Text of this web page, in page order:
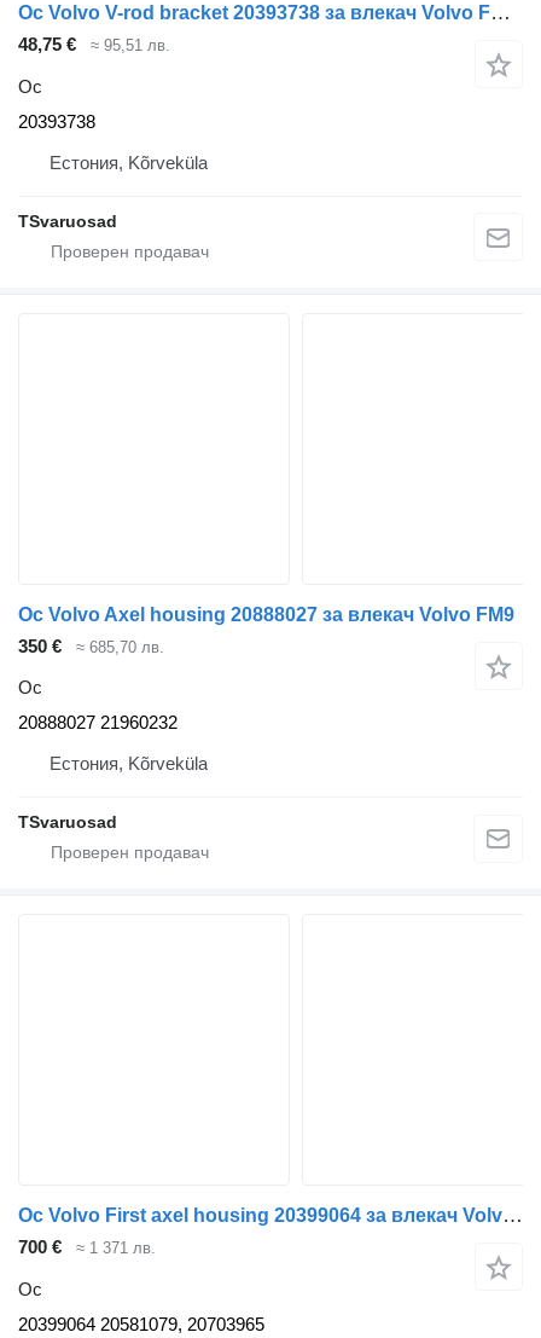
Ос Volvo V-rod bracket 20393738 за влекач Volvo FH13
48,75 € ≈ 95,51 лв.
Ос
20393738
Естония, Kõrveküla
TSvaruosad
Ос Volvo Axel housing 20888027 за влекач Volvo FM9
350 €
≈ 685,70 лв.
Ос
20888027 21960232
Естония, Kõrveküla
TSvaruosad
Ос Volvo First axel housing 20399064 за влекач Volvo FH12
700 € ≈ 1 371 лв.
Ос
20399064 20581079, 20703965